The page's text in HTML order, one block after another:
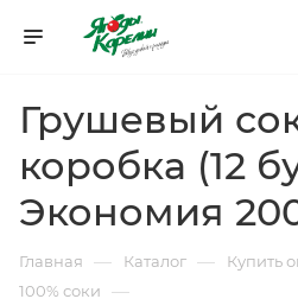
Грушевый
коробка (12
Экономия
Главная — Каталог — Купить
100% соки —